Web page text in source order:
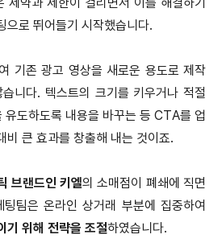
으로 뛰어들기 시작했습니다.
기존 광고 영상을 새로운 용도로 제작
니다. 텍스트의 크기를 키우거나 적절
유도하도록 내용을 바꾸는 등 CTA를 업
비 큰 효과를 창출해 내는 것이죠.
브랜드인 키엘의 소매점이 폐쇄에 직면
팀은 온라인 상거래 부분에 집중하여
기 위해 전략을 조절하였습니다.